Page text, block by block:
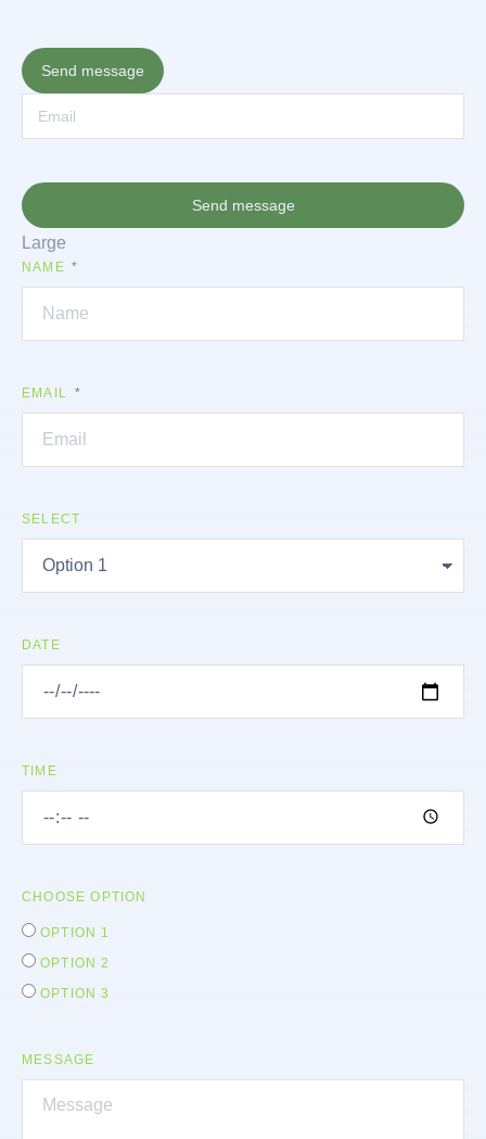
Send message
Send message
Large
NAME
EMAIL
SELECT
DATE
TIME
CHOOSE OPTION
OPTION 1
OPTION 2
OPTION 3
MESSAGE